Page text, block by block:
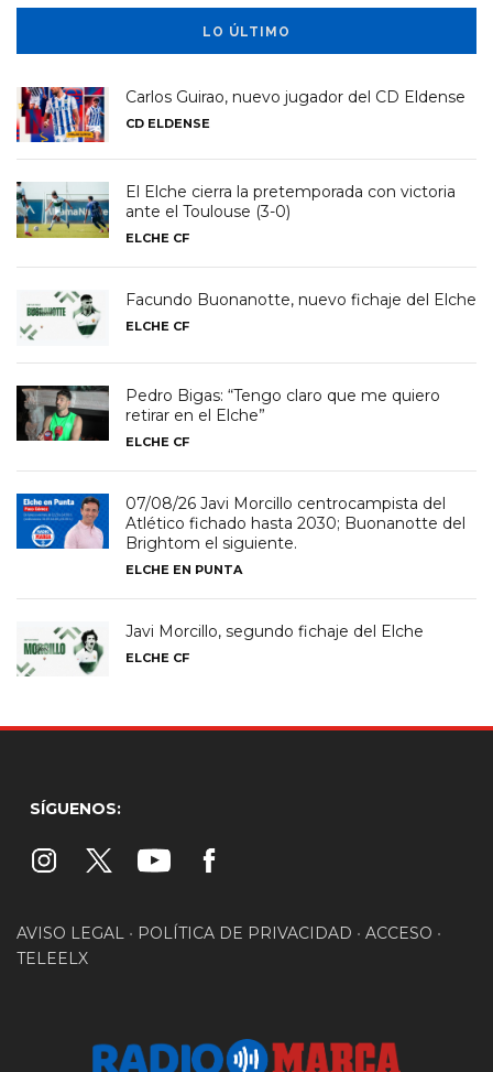
LO ÚLTIMO
Carlos Guirao, nuevo jugador del CD Eldense
CD ELDENSE
El Elche cierra la pretemporada con victoria
ante el Toulouse (3-0)
ELCHE CF
Facundo Buonanotte, nuevo fichaje del Elche
ELCHE CF
Pedro Bigas: “Tengo claro que me quiero
retirar en el Elche”
ELCHE CF
07/08/26 Javi Morcillo centrocampista del
Atlético fichado hasta 2030; Buonanotte del
Brightom el siguiente.
ELCHE EN PUNTA
Javi Morcillo, segundo fichaje del Elche
ELCHE CF
SÍGUENOS:
AVISO LEGAL • POLÍTICA DE PRIVACIDAD • ACCESO •
TELEELX